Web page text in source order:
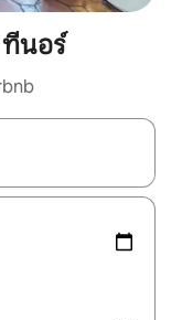
นอร์
สำรวจผลการค้นหา